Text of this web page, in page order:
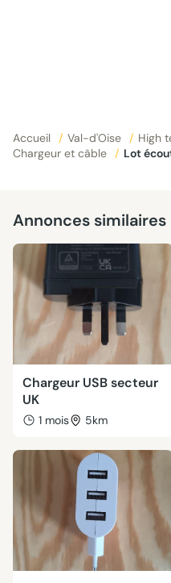
Accueil / Val-d'Oise / High
Chargeur et câble
/ Lot
Annonces similaires
Chargeur USB secteur
UK
1 mois 5km